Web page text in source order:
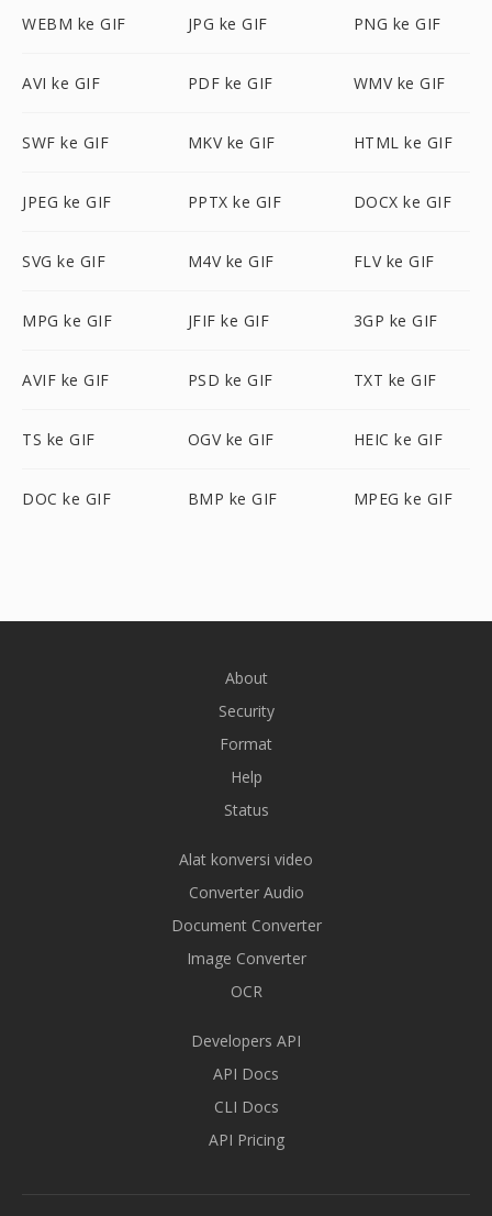
WEBM ke GIF JPG ke GIF PNG ke GIF
AVI ke GIF PDF ke GIF WMV ke GIF
SWF ke GIF MKV ke GIF HTML ke GIF
JPEG ke GIF PPTX ke GIF DOCX ke GIF
SVG ke GIF M4V ke GIF FLV ke GIF
MPG ke GIF JFIF ke GIF 3GP ke GIF
AVIF ke GIF PSD ke GIF TXT ke GIF
TS ke GIF OGV ke GIF HEIC ke GIF
DOC ke GIF BMP ke GIF MPEG ke GIF
About
Security
Format
Help
Status
Alat konversi video
Converter Audio
Document Converter
Image Converter
OCR
Developers API
API Docs
CLI Docs
API Pricing